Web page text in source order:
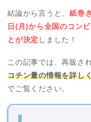
結論から言うと、紙巻
日(月)から全国のコン
とが決定 しました！
この記事では、再販さ
コチン量の情報を詳し
でご覧ください。